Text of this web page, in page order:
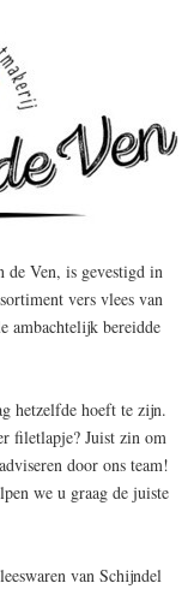
Ven, is gevestigd in
vers vlees van
ambachtelijk bereidde
hetzelfde hoeft te zijn.
filetlapje? Juist zin om
door ons team!
we u graag de juiste
van Schijndel